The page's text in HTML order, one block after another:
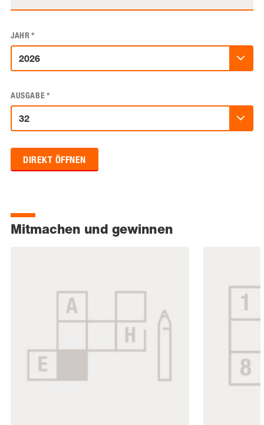
JAHR*
AUSGABE*
DIREKT ÖFFNEN
Mitmachen und gewinnen